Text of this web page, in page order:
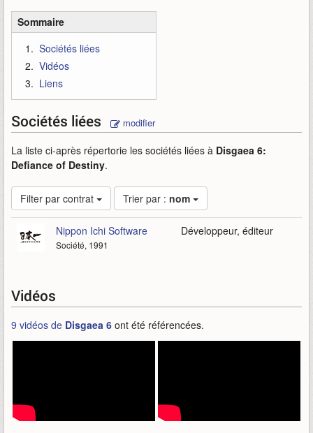
Sommaire
Sociétés liées
Vidéos
Liens
Sociétés liées modifier
La liste ci-après répertorie les sociétés liées à Disgaea 6:
Defiance of Destiny.
Filter par contrat Trier par : nom
Nippon Ichi Software
Société, 1991
Développeur, éditeur
Vidéos
9 vidéos de Disgaea 6 ont été référencées.